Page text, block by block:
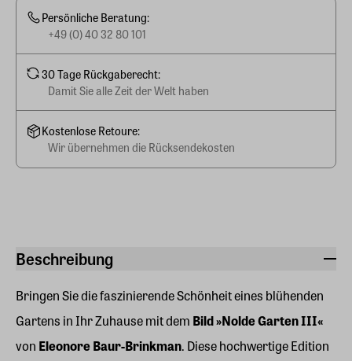
Beschreibung
Bringen Sie die faszinierende Schönheit eines blühenden
Gartens in Ihr Zuhause mit dem Bild »Nolde Garten III«
von Eleonore Baur-Brinkman. Diese hochwertige Edition
Persönliche Beratung:
+49 (0) 40 32 80 101
30 Tage Rückgaberecht:
Damit Sie alle Zeit der Welt haben
Kostenlose Retoure:
Wir übernehmen die Rücksendekosten